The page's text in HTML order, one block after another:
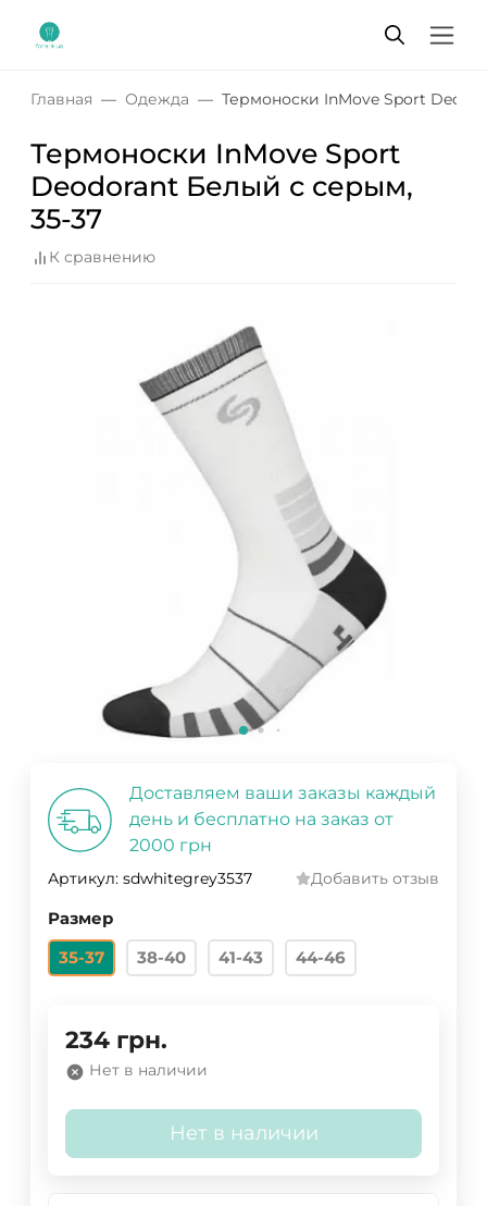
Главная Одежда Термоноски InMove Sport
Термоноски InMove Sport
Deodorant Белый с серым,
35-37
К сравнению
Доставляем ваши заказы каждый
день и бесплатно на заказ от
2000 грн
Артикул: sdwhitegrey3537 Добавить отзыв
Размер
35-37 38-40 41-43 44-46
234 грн.
Нет в наличии
Нет в наличии